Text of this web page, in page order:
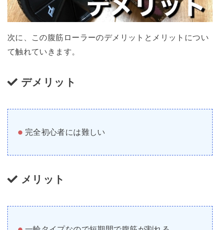
次に、この腹筋ローラーのデメリットとメリットについ
て触れていきます。
デメリット
完全初心者には難しい
メリット